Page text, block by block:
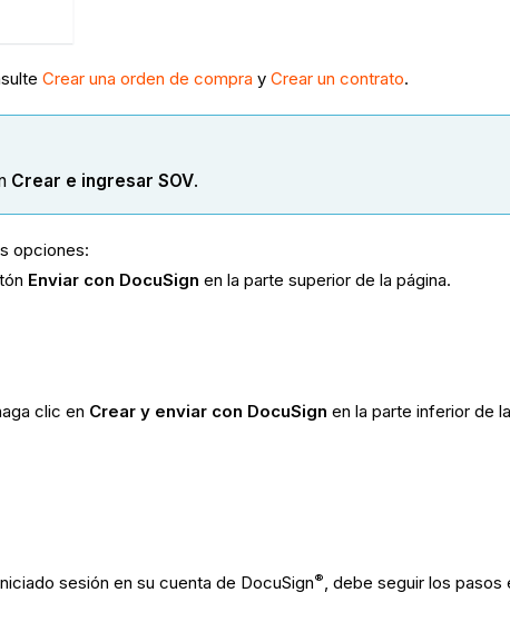
Crear una orden de compra yCrear un contrato.
Crear e ingresar SOV.
opciones:
Enviar con DocuSign en la parte superior de la página.
clic en Crear y enviar con DocuSignen la parte inferior de
sesión en su cuenta de DocuSign®, debe seguir los pasos